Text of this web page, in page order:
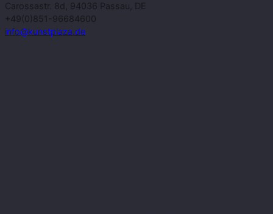
Carossastr. 8d, 94036 Passau, DE
+49(0)851-96684600
info@kunstplaza.de